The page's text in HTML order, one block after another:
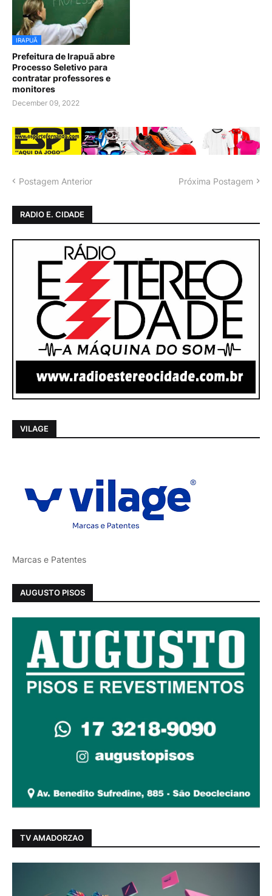
IRAPUÃ
Prefeitura de Irapuã abre
Processo Seletivo para
contratar professores e
monitores
December 09, 2022
Postagem Anterior Próxima Postagem
RADIO E. CIDADE
VILAGE
Marcas e Patentes
AUGUSTO PISOS
TV AMADORZAO